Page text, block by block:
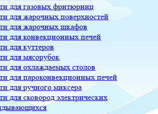
для газовых фритюрниц
для жарочных поверхностей
для жарочных шкафов
для конвекционных печей
для куттеров
для мясорубок
для охлаждаемых столов
для пароконвекционных печей
для ручного миксера
для сковород электрических